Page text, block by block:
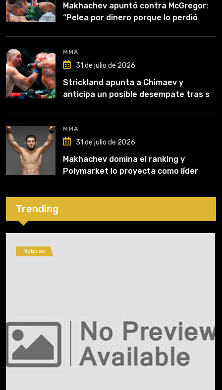
Makhachev apuntó contra McGregor:
“Pelea por dinero porque lo perdió
MMA
31 de julio de 2026
Strickland apunta a Chimaev y
anticipa un posible desempate tras su
MMA
31 de julio de 2026
Makhachev domina el ranking y
Polymarket lo proyecta como líder
Trending
Noticias